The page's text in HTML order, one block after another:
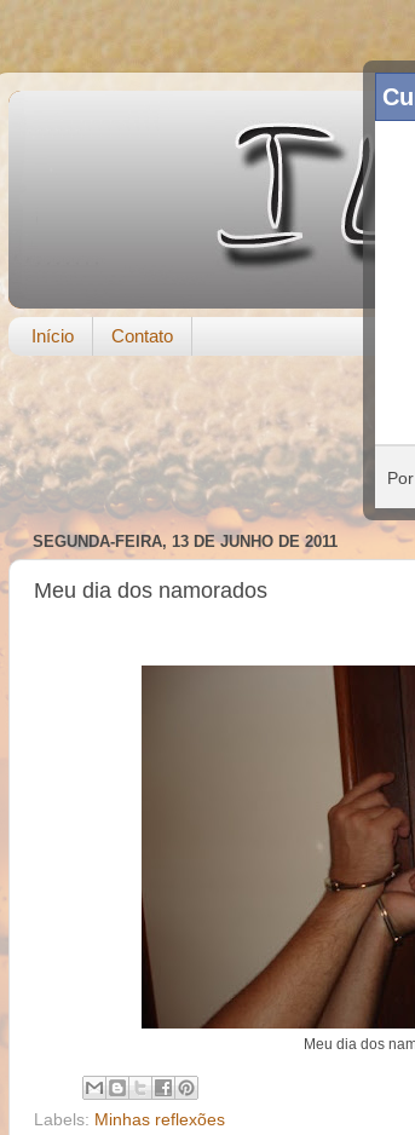
Início Contato
SEGUNDA-FEIRA, 13 DE JUNHO DE 2011
Meu dia dos namorados
Meu dia dos
Labels: Minhas reflexões